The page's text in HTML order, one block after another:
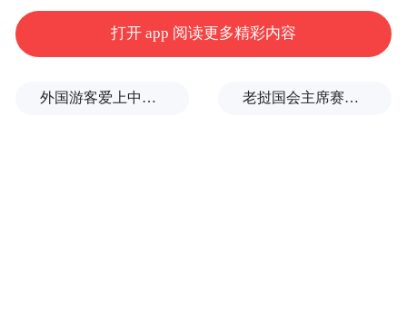
元。
打开 app 阅读更多精彩内容
外国游客爱上中国旅拍、汉服和美甲 老挝国会主席赛宋蓬逝世